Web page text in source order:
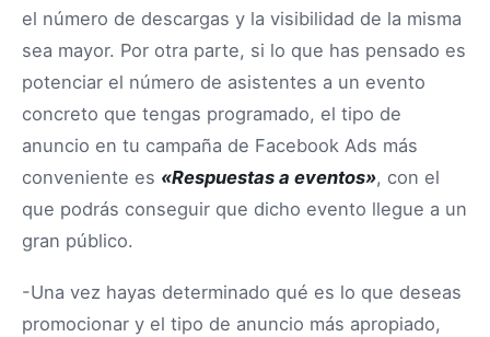
el número de descargas y la visibilidad de la misma
sea mayor. Por otra parte, si lo que has pensado es
potenciar el número de asistentes a un evento
concreto que tengas programado, el tipo de
anuncio en tu campaña de Facebook Ads más
conveniente es «Respuestas a eventos», con el
que podrás conseguir que dicho evento llegue a un
gran público.
-Una vez hayas determinado qué es lo que deseas
promocionar y el tipo de anuncio más apropiado,